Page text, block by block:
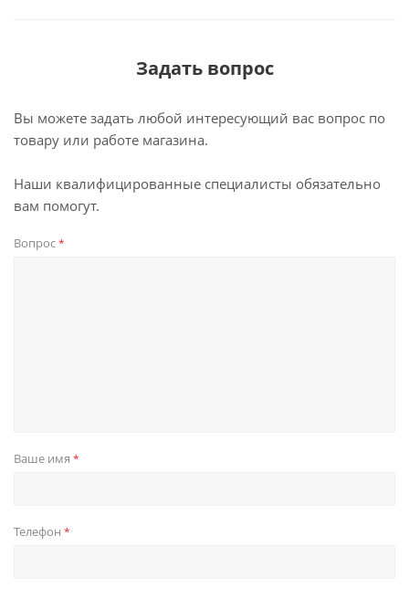
Задать вопрос
Вы можете задать любой интересующий вас вопрос по
товару или работе магазина.
Наши квалифицированные специалисты обязательно
вам помогут.
Вопрос*
Ваше имя *
Телефон *